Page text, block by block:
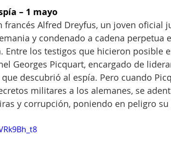
– 1 mayo
francés Alfred Dreyfus, un joven oficial
y condenado a cadena perpetua
Entre los testigos que hicieron posible
Georges Picquart, encargado de
descubrió al espía. Pero cuando
militares a los alemanes, se
y corrupción, poniendo en peligro